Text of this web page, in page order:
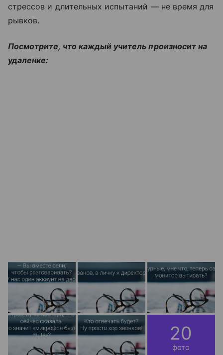
стрессов и длительных испытаний — не время для
рывков.
Посмотрите, что каждый учитель произносит на
удаленке:
20
фото